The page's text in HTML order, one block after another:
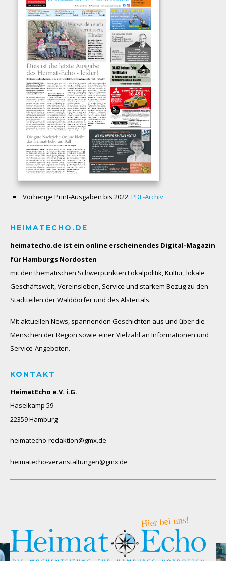
Vorherige Print-Ausgaben bis 2022: PDF-Archiv
HEIMATECHO.DE
heimatecho.de ist ein online erscheinendes Digital-Magazin
für Hamburgs Nordosten
mit den thematischen Schwerpunkten Lokalpolitik, Kultur, lokale
Geschäftswelt, Vereinsleben, Service und starkem Bezug zu den
Stadtteilen der Walddörfer und des Alstertals.
Mit aktuellen News, spannenden Geschichten aus und über die
Menschen der Region sowie einer Vielzahl an Informationen und
Service-Angeboten.
KONTAKT
HeimatEcho e.V. i.G.
Haselkamp 59
22359 Hamburg
heimatecho-redaktion@gmx.de
heimatecho-veranstaltungen@gmx.de